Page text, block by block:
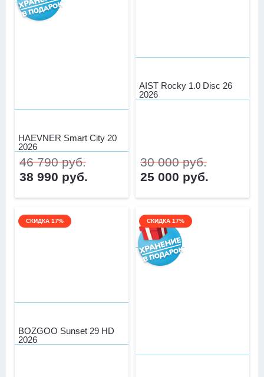
HAEVNER Smart City 20
2026
46 790 руб.
38 990 руб.
AIST Rocky 1.0 Disc 26
2026
30 000 руб.
25 000 руб.
СКИДКА 17%
BOZGOO Sunset 29 HD
2026
СКИДКА 17%